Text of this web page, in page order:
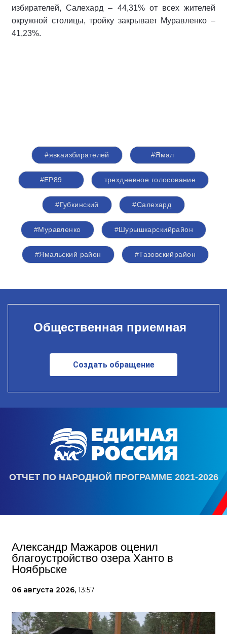
избирателей, Салехард – 44,31% от всех жителей
окружной столицы, тройку закрывает Муравленко –
41,23%.
#явкаизбирателей #Ямал
#ЕР89 трехдневное голосование
#Губкинский #Салехард
#Муравленко #Шурышкарскийрайон
#Ямальский район #Тазовскийрайон
Общественная приемная
Создать обращение
ОТЧЕТ ПО НАРОДНОЙ ПРОГРАММЕ 2021-2026
Александр Мажаров оценил
благоустройство озера Ханто в
Ноябрьске
06 августа 2026, 13:57